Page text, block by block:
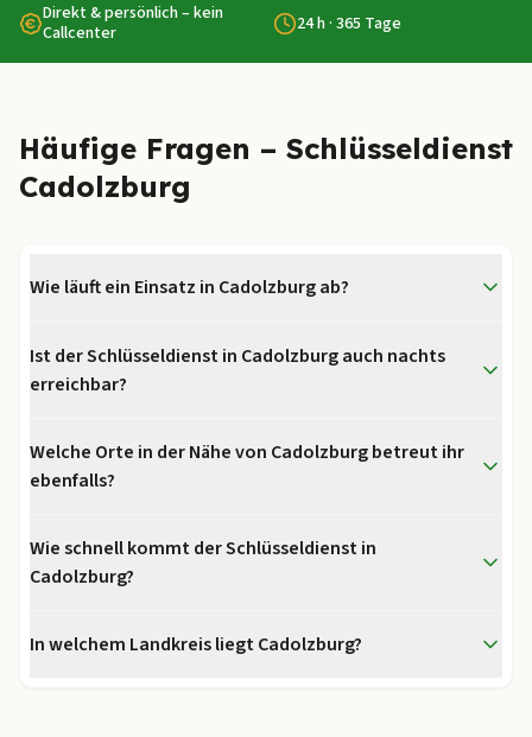
Direkt & persönlich – kein
Callcenter
24 h · 365 Tage
Häufige Fragen – Schlüsseldienst
Cadolzburg
Wie läuft ein Einsatz in Cadolzburg ab?
Ist der Schlüsseldienst in Cadolzburg auch nachts
erreichbar?
Welche Orte in der Nähe von Cadolzburg betreut ihr
ebenfalls?
Wie schnell kommt der Schlüsseldienst in
Cadolzburg?
In welchem Landkreis liegt Cadolzburg?